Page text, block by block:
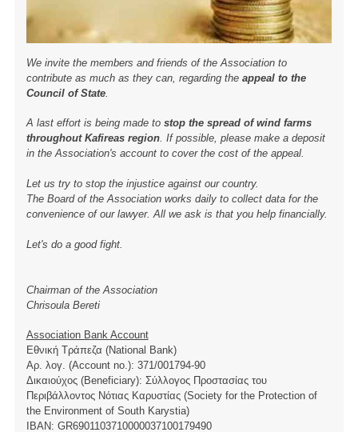
We invite the members and friends of the Association to
contribute as much as they can, regarding the appeal to the
Council of State.
A last effort is being made to stop the spread of wind farms
throughout Kafireas region. If possible, please make a deposit
in the Association's account to cover the cost of the appeal.
Let us try to stop the injustice against our country.
The Board of the Association works daily to collect data for the
convenience of our lawyer. All we ask is that you help financially.
Let's do a good fight.
Chairman of the Association
Chrisoula Bereti
Association Bank Account
Εθνική Τράπεζα (National Bank)
Αρ. λογ. (Account no.): 371/001794-90
Δικαιούχος (Beneficiary): Σύλλογος Προστασίας του
Περιβάλλοντος Νότιας Καρυστίας (Society for the Protection of
the Environment of South Karystia)
ΙBAN: GR6901103710000037100179490